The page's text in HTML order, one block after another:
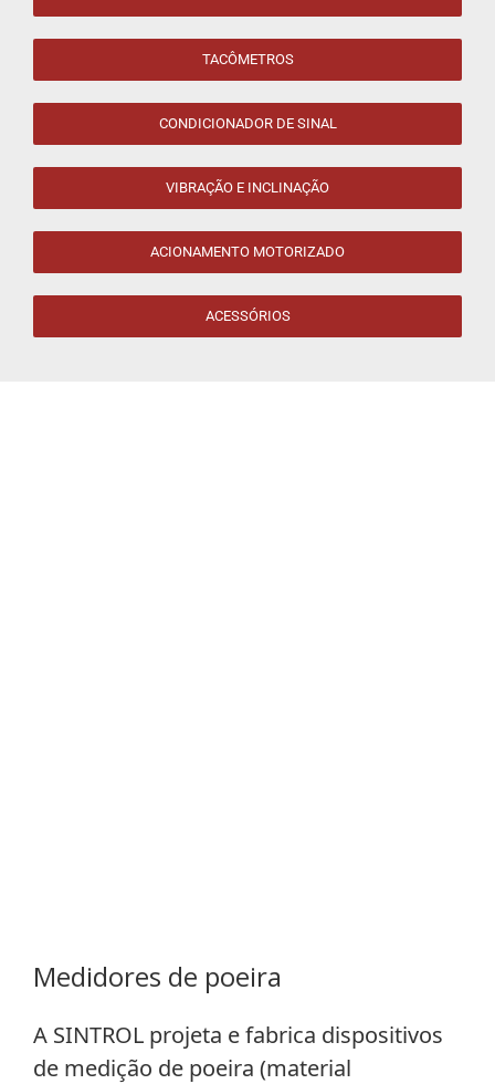
TACÔMETROS
CONDICIONADOR DE SINAL
VIBRAÇÃO E INCLINAÇÃO
ACIONAMENTO MOTORIZADO
ACESSÓRIOS
Medidores de poeira
A SINTROLprojeta e fabrica dispositivos
de medição de poeira (material